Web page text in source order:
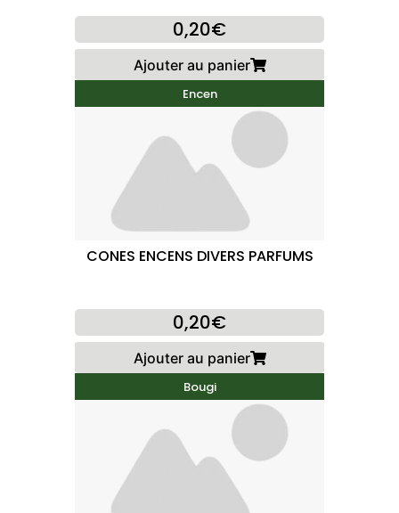
0,20€
Ajouter au panier
Encen
CONES ENCENS DIVERS PARFUMS
0,20€
Ajouter au panier
Bougi